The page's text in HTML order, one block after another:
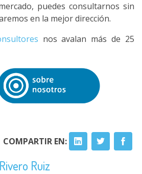
puedes consultarnos sin
en la mejor dirección.
nos avalan más de 25
COMPARTIR EN:
Ruiz